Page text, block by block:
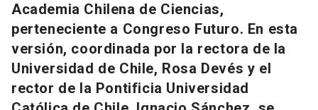
Académicos
Personal
ACCESOS DIRECTOS
Admisión launch
Academia Chilena de Ciencias,
perteneciente a Congreso Futuro. En esta
versión, coordinada por la rectora de la
Universidad de Chile, Rosa Devés y el
rector de la Pontificia Universidad